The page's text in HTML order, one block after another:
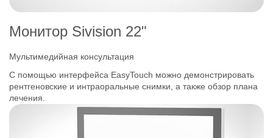
Монитор Sivision 22"
Мультимедийная консультация
С помощью интерфейса EasyTouch можно демонстрировать
рентгеновские и интраоральные снимки, а также обзор плана
лечения.